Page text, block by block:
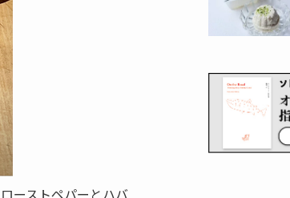
ーストペパーとハバ